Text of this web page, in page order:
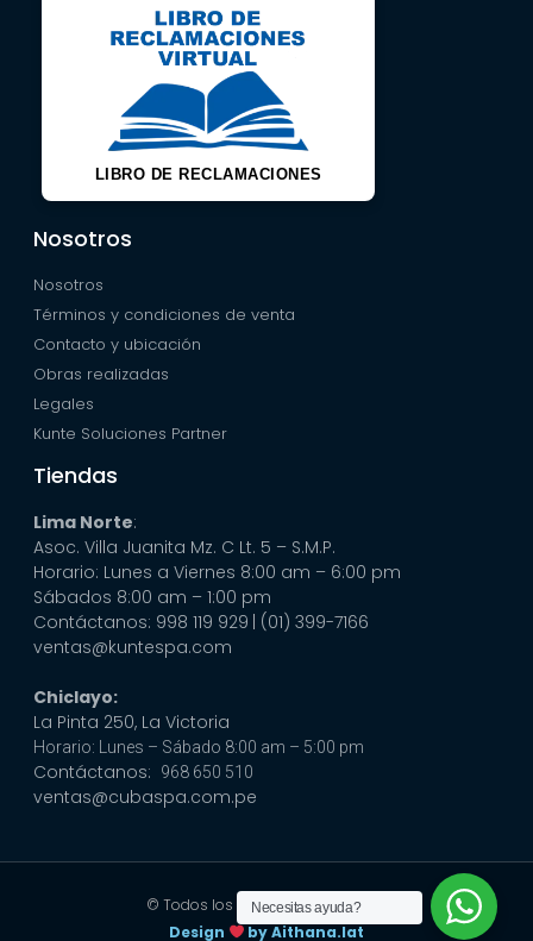
LIBRO DE RECLAMACIONES
Nosotros
Nosotros
Términos y condiciones de venta
Contacto y ubicación
Obras realizadas
Legales
Kunte Soluciones Partner
Tiendas
Lima Norte:
Asoc. Villa Juanita Mz. C Lt. 5 – S.M.P.
Horario: Lunes a Viernes 8:00 am – 6:00 pm
Sábados 8:00 am – 1:00 pm
Contáctanos: 998 119 929 | (01) 399-7166
ventas@kuntespa.com
Chiclayo:
La Pinta 250, La Victoria
Horario: Lunes – Sábado 8:00 am – 5:00 pm
Contáctanos: 968 650 510
ventas@cubaspa.com.pe
© Todos los derechos reservados
Design
by Aithana.lat
Necesitas ayuda?